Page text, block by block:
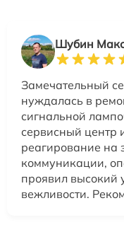
Шубин
Замечательный
нуждалась в
сигнальной
сервисный центр
реагирование на
коммуникации,
проявил высокий
вежливости.